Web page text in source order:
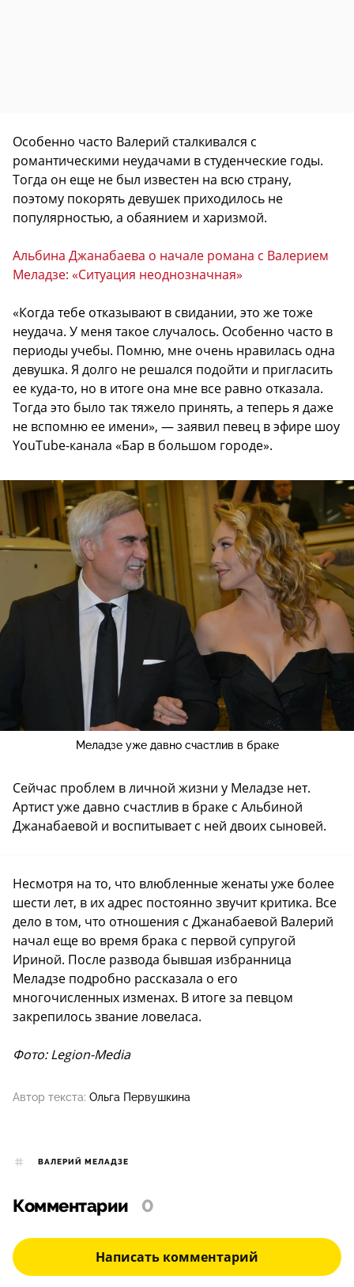
Особенно часто Валерий сталкивался с
романтическими неудачами в студенческие годы.
Тогда он еще не был известен на всю страну,
поэтому покорять девушек приходилось не
популярностью, а обаянием и харизмой.
Альбина Джанабаева о начале романа с Валерием
Меладзе: «Ситуация неоднозначная»
«Когда тебе отказывают в свидании, это же тоже
неудача. У меня такое случалось. Особенно часто в
периоды учебы. Помню, мне очень нравилась одна
девушка. Я долго не решался подойти и пригласить
ее куда-то, но в итоге она мне все равно отказала.
Тогда это было так тяжело принять, а теперь я даже
не вспомню ее имени», — заявил певец в эфире шоу
YouTube-канала «Бар в большом городе».
Меладзе уже давно счастлив в браке
Сейчас проблем в личной жизни у Меладзе нет.
Артист уже давно счастлив в браке с Альбиной
Джанабаевой и воспитывает с ней двоих сыновей.
Несмотря на то, что влюбленные женаты уже более
шести лет, в их адрес постоянно звучит критика. Все
дело в том, что отношения с Джанабаевой Валерий
начал еще во время брака с первой супругой
Ириной. После развода бывшая избранница
Меладзе подробно рассказала о его
многочисленных изменах. В итоге за певцом
закрепилось звание ловеласа.
Фото: Legion-Media
Автор текста: Ольга Первушкина
ВАЛЕРИЙ МЕЛАДЗЕ
Комментарии 0
Написать комментарий